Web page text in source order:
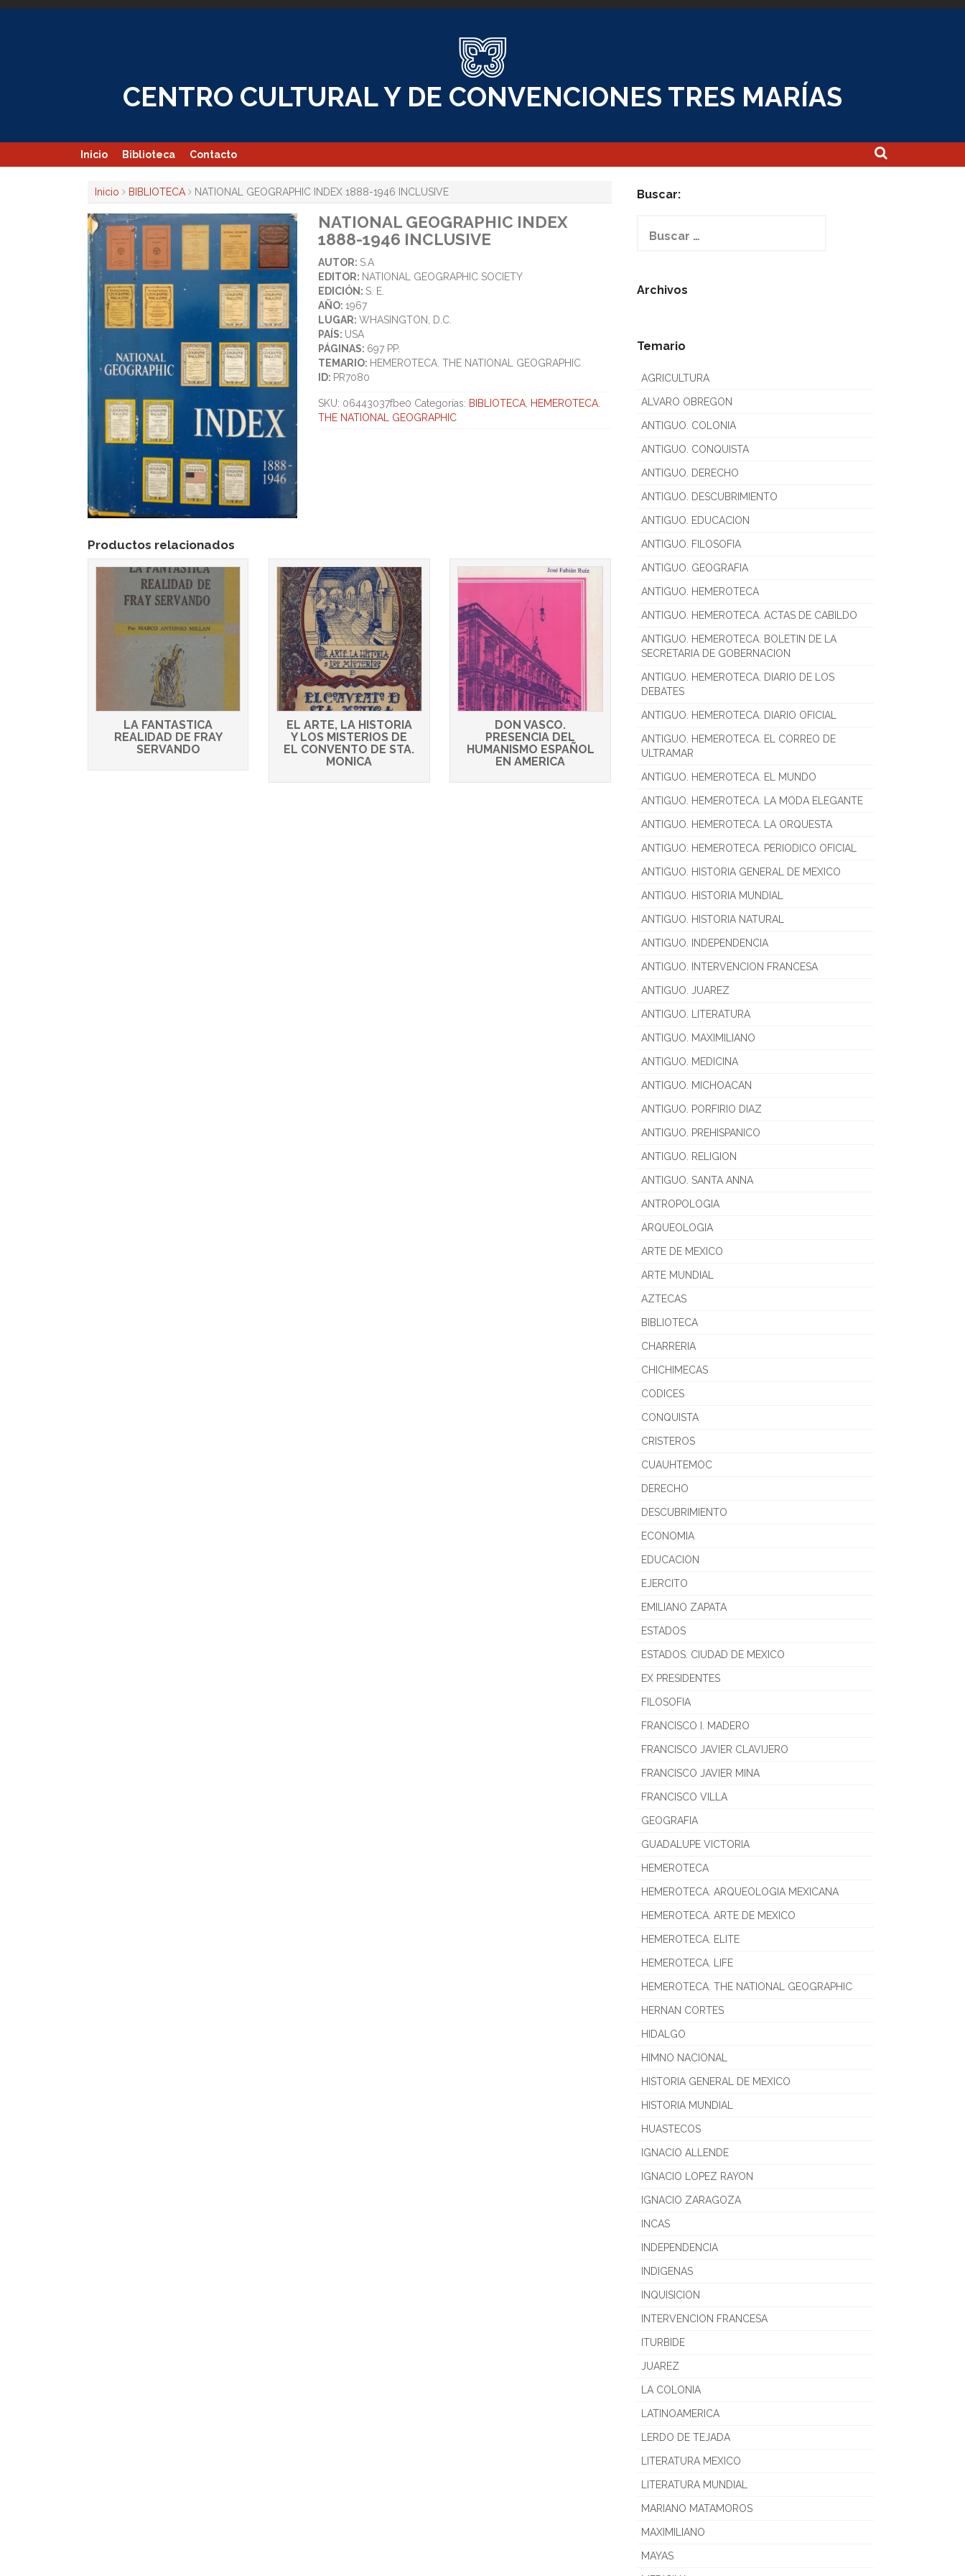
Skip
CENTRO CULTURAL Y DE CONVENCIONES TRES MARÍAS
Inicio Biblioteca Contacto
Inicio BIBLIOTECA NATIONAL GEOGRAPHIC INDEX 1888-1946 INCLUSIVE
NATIONAL GEOGRAPHIC INDEX
1888-1946 INCLUSIVE
AUTOR: S.A
EDITOR: NATIONAL GEOGRAPHIC SOCIETY
EDICIÓN: S. E.
AÑO:1967
LUGAR:WHASINGTON, D.C.
PAÍS: USA
PÁGINAS: 697 PP.
TEMARIO: HEMEROTECA. THE NATIONAL GEOGRAPHIC
ID: PR7080
SKU: 06443037fbe0 Categorías: BIBLIOTECA HEMEROTECA.
THE NATIONAL GEOGRAPHIC
Productos relacionados
LA FANTASTICA
REALIDAD DE FRAY
SERVANDO
EL ARTE, LA HISTORIA
Y LOS MISTERIOS DE
EL CONVENTO DE STA.
MONICA
DON VASCO.
PRESENCIA DEL
HUMANISMO ESPAÑOL
EN AMERICA
Buscar:
Archivos
Temario
AGRICULTURA
ALVARO OBREGON
ANTIGUO. COLONIA
ANTIGUO. CONQUISTA
ANTIGUO. DERECHO
ANTIGUO. DESCUBRIMIENTO
ANTIGUO. EDUCACION
ANTIGUO. FILOSOFIA
ANTIGUO. GEOGRAFIA
ANTIGUO. HEMEROTECA
ANTIGUO. HEMEROTECA. ACTAS DE CABILDO
ANTIGUO. HEMEROTECA. BOLETIN DE LA
SECRETARIA DE GOBERNACION
ANTIGUO. HEMEROTECA. DIARIO DE LOS
DEBATES
ANTIGUO. HEMEROTECA. DIARIO OFICIAL
ANTIGUO. HEMEROTECA. EL CORREO DE
ULTRAMAR
ANTIGUO. HEMEROTECA. EL MUNDO
ANTIGUO. HEMEROTECA. LA MODA ELEGANTE
ANTIGUO. HEMEROTECA. LA ORQUESTA
ANTIGUO. HEMEROTECA. PERIODICO OFICIAL
ANTIGUO. HISTORIA GENERAL DE MEXICO
ANTIGUO. HISTORIA MUNDIAL
ANTIGUO. HISTORIA NATURAL
ANTIGUO. INDEPENDENCIA
ANTIGUO. INTERVENCION FRANCESA
ANTIGUO. JUAREZ
ANTIGUO. LITERATURA
ANTIGUO. MAXIMILIANO
ANTIGUO. MEDICINA
ANTIGUO. MICHOACAN
ANTIGUO. PORFIRIO DIAZ
ANTIGUO. PREHISPANICO
ANTIGUO. RELIGION
ANTIGUO. SANTA ANNA
ANTROPOLOGIA
ARQUEOLOGIA
ARTE DE MEXICO
ARTE MUNDIAL
AZTECAS
BIBLIOTECA
CHARRERIA
CHICHIMECAS
CODICES
CONQUISTA
CRISTEROS
CUAUHTEMOC
DERECHO
DESCUBRIMIENTO
ECONOMIA
EDUCACION
EJERCITO
EMILIANO ZAPATA
ESTADOS
ESTADOS. CIUDAD DE MEXICO
EX PRESIDENTES
FILOSOFIA
FRANCISCO I. MADERO
FRANCISCO JAVIER CLAVIJERO
FRANCISCO JAVIER MINA
FRANCISCO VILLA
GEOGRAFIA
GUADALUPE VICTORIA
HEMEROTECA
HEMEROTECA. ARQUEOLOGIA MEXICANA
HEMEROTECA. ARTE DE MEXICO
HEMEROTECA. ELITE
HEMEROTECA. LIFE
HEMEROTECA. THE NATIONAL GEOGRAPHIC
HERNAN CORTES
HIDALGO
HIMNO NACIONAL
HISTORIA GENERAL DE MEXICO
HISTORIA MUNDIAL
HUASTECOS
IGNACIO ALLENDE
IGNACIO LOPEZ RAYON
IGNACIO ZARAGOZA
INCAS
INDEPENDENCIA
INDIGENAS
INQUISICION
INTERVENCION FRANCESA
ITURBIDE
JUAREZ
LA COLONIA
LATINOAMERICA
LERDO DE TEJADA
LITERATURA MEXICO
LITERATURA MUNDIAL
MARIANO MATAMOROS
MAXIMILIANO
MAYAS